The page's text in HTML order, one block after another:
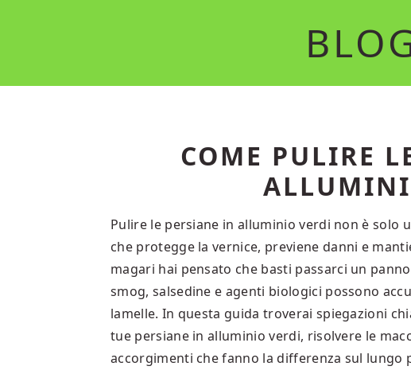
COME PULIRE
Pulire le persiane in alluminio verdi non è solo
che protegge la vernice, previene danni e
magari hai pensato che basti passarci un
smog, salsedine e agenti biologici possono
lamelle. In questa guida troverai spiegazioni
tue persiane in alluminio verdi, risolvere le
accorgimenti che fanno la differenza sul lungo